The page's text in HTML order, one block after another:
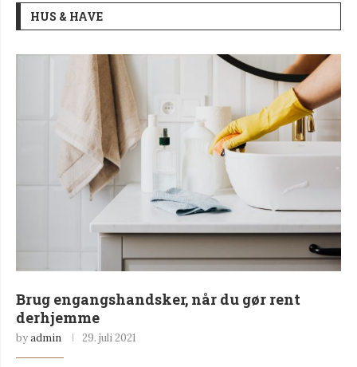
HUS & HAVE
Brug engangshandsker, når du gør rent
derhjemme
byadmin 29. juli 2021